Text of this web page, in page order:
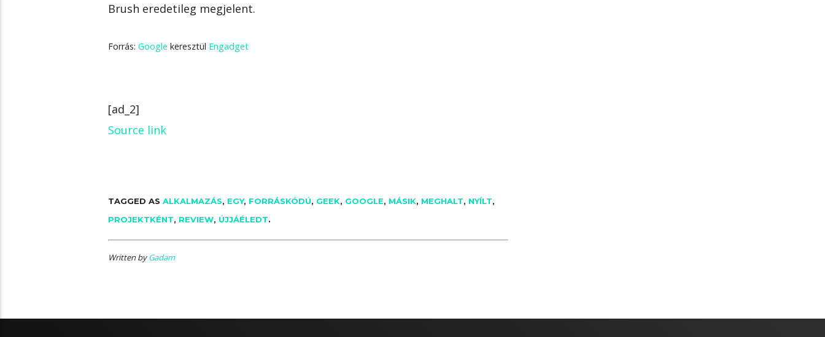
Brush eredetileg megjelent.
Forrás: Google keresztül Engadget
[ad_2]
Source link
TAGGED AS ALKALMAZÁS, EGY, FORRÁSKÓDÚ, GEEK, GOOGLE, MÁSIK, MEGHALT, NYÍLT,
PROJEKTKÉNT, REVIEW, ÚJJÁÉLEDT.
Written byGadam